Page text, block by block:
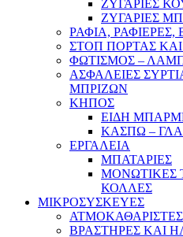
ΖΥΓΑΡΙΕΣ
ΖΥΓΑΡΙΕΣ
ΡΑΦΙΑ,
ΣΤΟΠ ΠΟΡΤΑΣ
ΦΩΤΙΣΜΟΣ –
ΑΣΦΑΛΕΙΕΣ
ΜΠΡΙΖΩΝ
ΚΗΠΟΣ
ΕΙΔΗ
ΚΑΣΠΩ –
ΕΡΓΑΛΕΙΑ
ΜΠΑΤΑΡΙΕΣ
ΜΟΝΩΤΙΚΕΣ
ΚΟΛΛΕΣ
ΜΙΚΡΟΣΥΣΚΕΥΕΣ
ΑΤΜΟΚΑΘΑΡΙΣΤΕΣ
ΒΡΑΣΤΗΡΕΣ ΚΑΙ